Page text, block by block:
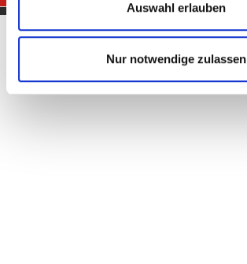
Auswahl erlauben
Nur notwendige zulassen